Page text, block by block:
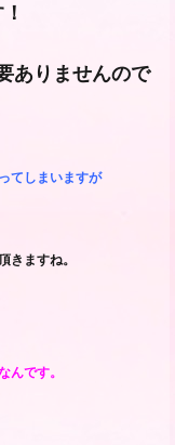
ありませんので
てしまいますが
きますね。
んです。